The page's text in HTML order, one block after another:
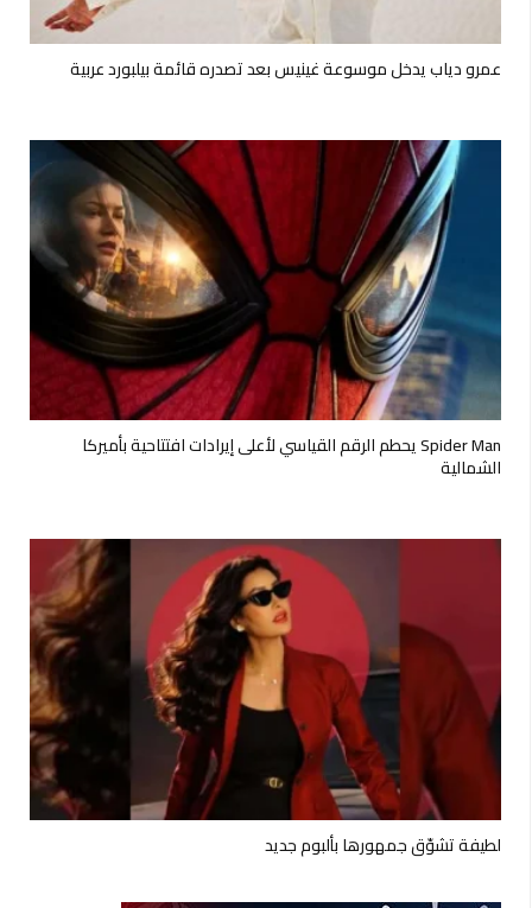
عمرو دياب يدخل موسوعة غينيس بعد تصدره قائمة بيلبورد عربية
Spider Man يحطم الرقم القياسي لأعلى إيرادات افتتاحية بأميركا
الشمالية
لطيفة تشوّق جمهورها بألبوم جديد